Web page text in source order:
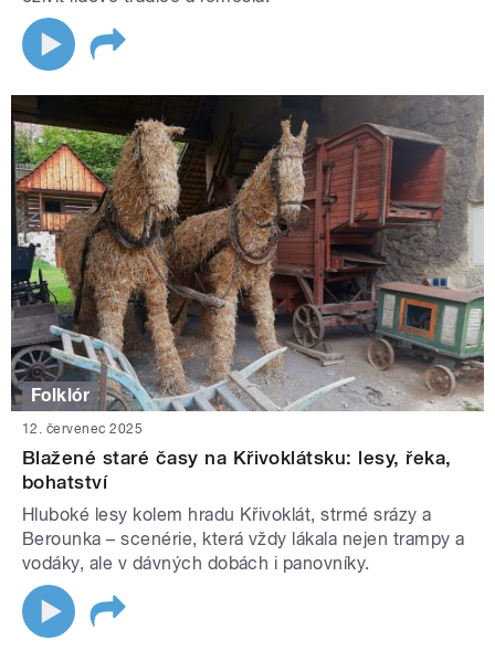
Folklór
12. červenec 2025
Blažené staré časy na Křivoklátsku: lesy, řeka,
bohatství
Hluboké lesy kolem hradu Křivoklát, strmé srázy a
Berounka – scenérie, která vždy lákala nejen trampy a
vodáky, ale v dávných dobách i panovníky.